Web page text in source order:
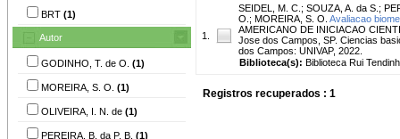
BRT (1)
Autor
GODINHO, T. de O. (1)
MOREIRA, S. O. (1)
OLIVEIRA, I. N. de (1)
PEREIRA, B. da P. B. (1)
1.
SEIDEL, M. C. ; SOUZA, A. da S. ;
O. ; MOREIRA, S. O. Avaliacao
AMERICANO DE INICIACAO
Jose dos Campos, SP. Ciencias
dos Campos: UNIVAP, 2022.
Biblioteca(s): Biblioteca Rui
Registros recuperados : 1